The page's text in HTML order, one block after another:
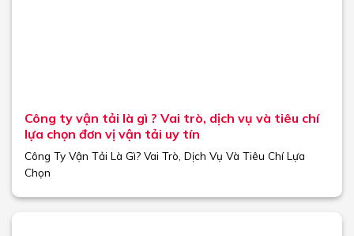
Công ty vận tải là gì ? Vai trò, dịch vụ và tiêu chí
lựa chọn đơn vị vận tải uy tín
Công Ty Vận Tải Là Gì? Vai Trò, Dịch Vụ Và Tiêu Chí Lựa
Chọn